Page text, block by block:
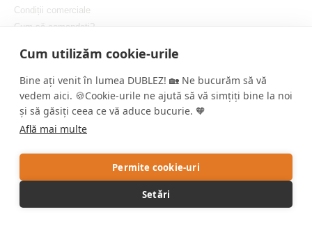
Cum utilizăm cookie-urile
Bine ați venit în lumea DUBLEZ! 🏡 Ne bucurăm să vă
vedem aici. 🍪Cookie-urile ne ajută să vă simțiți bine la noi
și să găsiți ceea ce vă aduce bucurie. 🧡
Află mai multe
Permite cookie-uri
Setări
Condiții comerciale
Cum să comandați?
Setați cookie-urile
Copyright © DUBLEZ 2026 | Toate drepturile rezervate
Crearea magazinelor online performante de către
Acest site este protejat de reCAPTCHA, iar Google aplică
Politica de